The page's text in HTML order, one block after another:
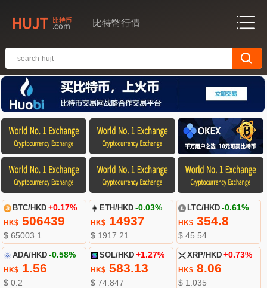
比特幣行情
BTC/HKD +0.17%
HK$506439
$ 65003.1
ETH/HKD -0.03%
HK$ 14937
$ 1917.21
LTC/HKD -0.61%
HK$354.8
$ 45.54
ADA/HKD -0.58%
HK$1.56
$ 0.2
SOL/HKD +1.27%
HK$ 583.13
$ 74.847
XRP/HKD +0.73%
HK$8.06
$ 1.035